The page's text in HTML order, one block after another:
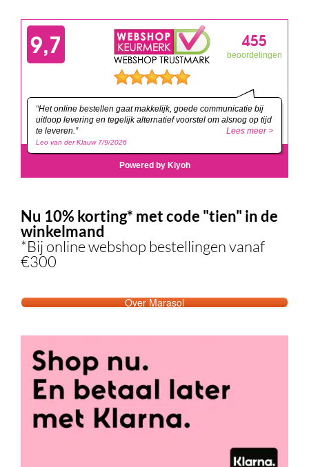
Nu 10% korting* met code "tien" in de
winkelmand
*Bij online webshop bestellingen vanaf
€300
Over Marasol